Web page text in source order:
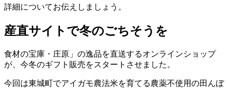
詳細についてお伝えしましょう。
産直サイトで冬のごちそうを
食材の宝庫・庄原」の逸品を直送するオンラインショップ
が、今冬のギフト販売をスタートさせました。
今回は東城町でアイガモ農法米を育てる農薬不使用の田んぼ